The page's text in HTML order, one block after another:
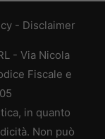
- Disclaimer
- Via Nicola
Fiscale e
in quanto
Non può